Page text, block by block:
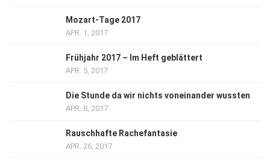
Mozart-Tage 2017
APR. 1, 2017
Frühjahr 2017 – Im Heft geblättert
APR. 5, 2017
Die Stunde da wir nichts voneinander wussten
APR. 8, 2017
Rauschhafte Rachefantasie
APR. 26, 2017